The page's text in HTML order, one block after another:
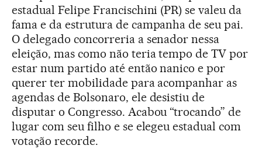
estadual Felipe Francischini (PR) se valeu da
fama e da estrutura de campanha de seu pai.
O delegado concorreria a senador nessa
eleição, mas como não teria tempo de TV por
estar num partido até então nanico e por
querer ter mobilidade para acompanhar as
agendas de Bolsonaro, ele desistiu de
disputar o Congresso. Acabou “trocando” de
lugar com seu filho e se elegeu estadual com
votação recorde.